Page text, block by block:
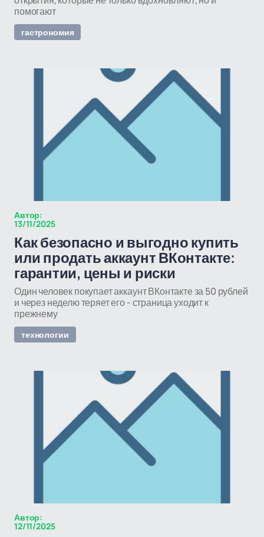
помогают
гастрономия
Автор:
13/11/2025
Как безопасно и выгодно купить
или продать аккаунт ВКонтакте:
гарантии, цены и риски
Один человек покупает аккаунт ВКонтакте за 50 рублей
и через неделю теряет его - страница уходит к
прежнему
технологии
Автор:
12/11/2025